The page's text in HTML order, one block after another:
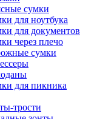
сумки
для ноутбука
для документов
через плечо
сумки
для пикника
трости